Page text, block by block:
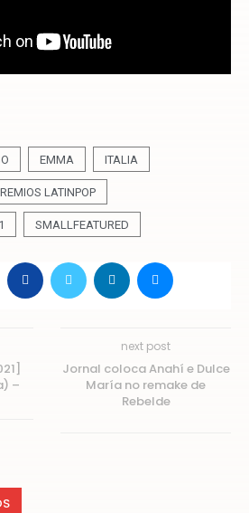
EMMA ITALIA
LATINPOP
SMALLFEATURED
–
next post
Jornal coloca Anahí e Dulce
María no remake de
Rebelde